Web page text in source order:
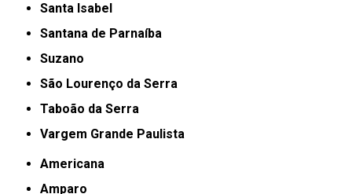
Santa Isabel
Santana de Parnaíba
Suzano
São Lourenço da Serra
Taboão da Serra
Vargem Grande Paulista
Americana
Amparo